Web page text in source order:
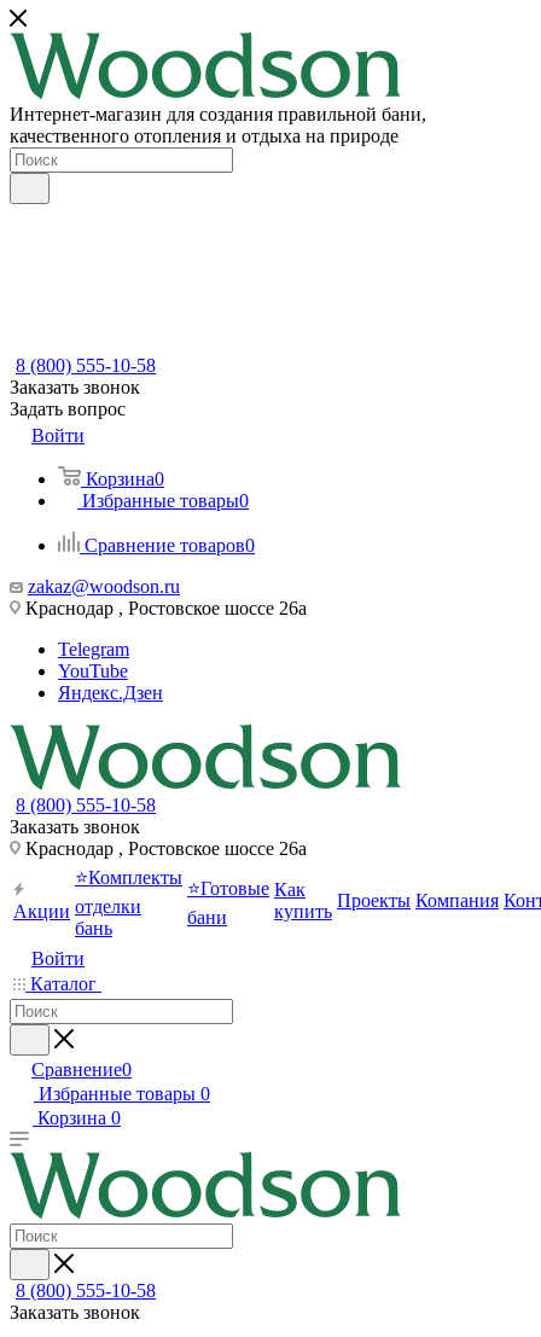
Интернет-магазин для создания правильной бани,
качественного отопления и отдыха на природе
8 (800) 555-10-58
Заказать звонок
Задать вопрос
Войти
Корзина0
Избранные товары0
Сравнение товаров0
zakaz@woodson.ru
Краснодар , Ростовское шоссе 26а
Telegram
YouTube
Яндекс.Дзен
8 (800) 555-10-58
Заказать звонок
Краснодар , Ростовское шоссе 26а
Акции
⭐Комплекты
отделки
бань
⭐Готовые
бани
Как
купить
Проекты Компания
Войти
Каталог
Сравнение0
Избранные товары 0
Корзина 0
8 (800) 555-10-58
Заказать звонок